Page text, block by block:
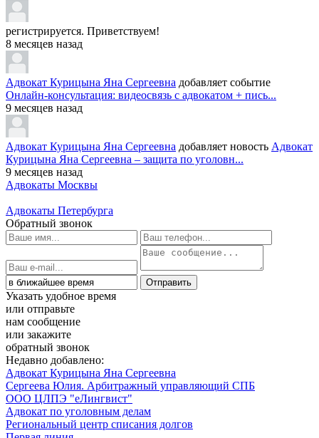
регистрируется. Приветствуем!
8 месяцев назад
Адвокат Курицына Яна Сергеевна добавляет событие
Онлайн-консультация: видеосвязь с адвокатом + пись...
9 месяцев назад
Адвокат Курицына Яна Сергеевна добавляет новость Адвокат
Курицына Яна Сергеевна – защита по уголовн...
9 месяцев назад
Адвокаты Москвы
Адвокаты Петербурга
Обратный звонок
Указать удобное время
или отправьте
нам сообщение
или закажите
обратный звонок
Недавно добавлено:
Адвокат Курицына Яна Сергеевна
Сергеева Юлия. Арбитражный управляющий СПБ
ООО ЦЛПЭ "еЛингвист"
Адвокат по уголовным делам
Региональный центр списания долгов